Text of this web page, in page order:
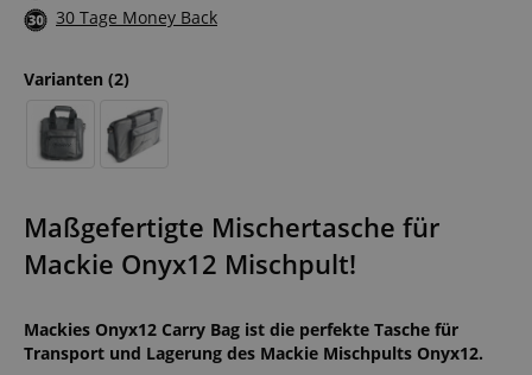
30 Tage Money Back
Varianten (2)
Maßgefertigte Mischertasche für
Mackie Onyx12 Mischpult!
Mackies Onyx12 Carry Bag ist die perfekte Tasche für
Transport und Lagerung des Mackie Mischpults Onyx12.